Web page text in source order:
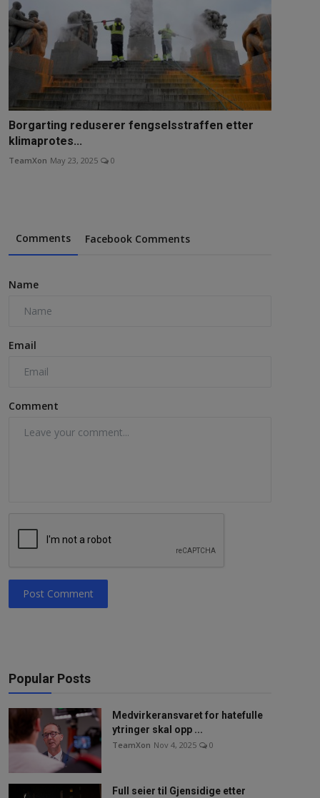
Borgarting reduserer fengselsstraffen etter
klimaprotes...
TeamXon May 23, 2025 0
Comments Facebook Comments
Name
Email
Comment
Post Comment
Popular Posts
Medvirkeransvaret for hatefulle
ytringer skal opp ...
TeamXon Nov 4, 2025 0
Full seier til Gjensidige etter